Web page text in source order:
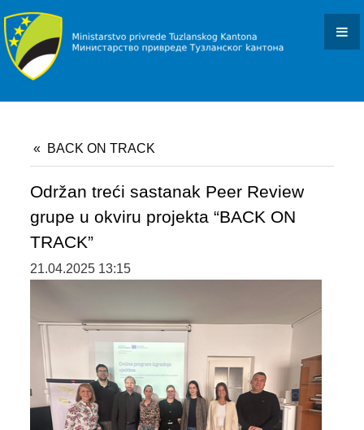
BACK ON TRACK
Održan treći sastanak Peer Review
grupe u okviru projekta “BACK ON
TRACK”
21.04.2025 13:15
OBAVJEŠTENJA I REZULTATI
DOKUMENTI
OBRASCI
OSTALO
JAVNE NABAVKE
SMART STEP
SYSTEM EU
INDUSTRIAL HUB